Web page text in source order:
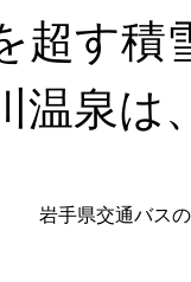
超す積
温泉は
岩手県交通バス